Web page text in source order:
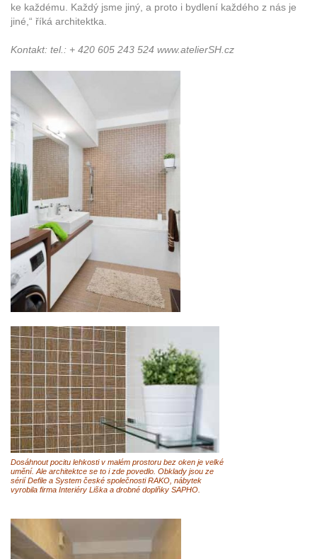
ke každému. Každý jsme jiný, a proto i bydlení každého z nás je
jiné,“ říká architektka.
Kontakt: tel.: + 420 605 243 524 www.atelierSH.cz
Dosáhnout pocitu lehkosti v malém prostoru bez oken je velké
umění. Ale architektce se to i zde povedlo. Obklady jsou ze
sérií Defile a System české společnosti RAKO, nábytek
vyrobila firma Interiéry Liška a drobné doplňky SAPHO.